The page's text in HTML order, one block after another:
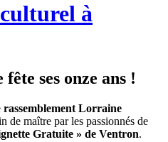
à
ses onze ans !
rassemblement Lorraine
de maître par les passionnés de
Gratuite » de Ventron.